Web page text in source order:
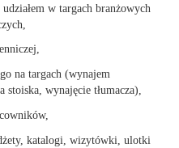
w targach branżowych
na targach (wynajem
wynajęcie tłumacza),
katalogi, wizytówki, ulotki